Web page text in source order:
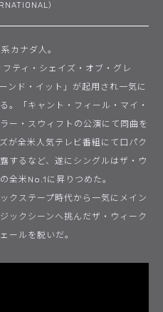
）
カナダ人。
ティ・シェイズ・オブ・グレ
ンド・イット」が起用され一気に
。「キャント・フィール・マイ・
ー・スウィフトの公演にて同曲を
が全米人気テレビ番組にて口パク
するなど、遂にシングルはザ・ウ
全米No.1に昇りつめた。
クステープ時代から一気にメイン
ックシーンへ挑んだザ・ウィーク
ールを脱いだ。